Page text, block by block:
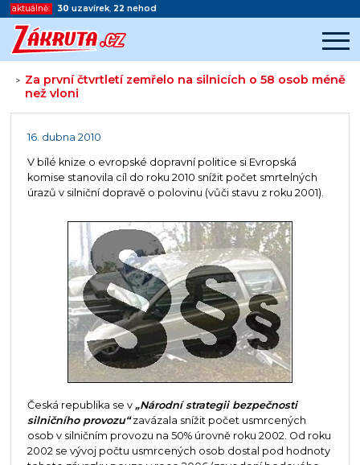
aktuálně: 30 uzavírek, 22 nehod
> Za první čtvrtletí zemřelo na silnicích o 58 osob méně
než vloni
Začátek reklamy
16. dubna 2010
V bílé knize o evropské dopravní politice si Evropská
komise stanovila cíl do roku 2010 snížit počet smrtelných
úrazů v silniční dopravě o polovinu (vůči stavu z roku 2001).
Česká republika se v „Národní strategii bezpečnosti
silničního provozu“zavázala snížit počet usmrcených
osob v silničním provozu na 50% úrovně roku 2002. Od roku
2002 se vývoj počtu usmrcených osob dostal pod hodnoty